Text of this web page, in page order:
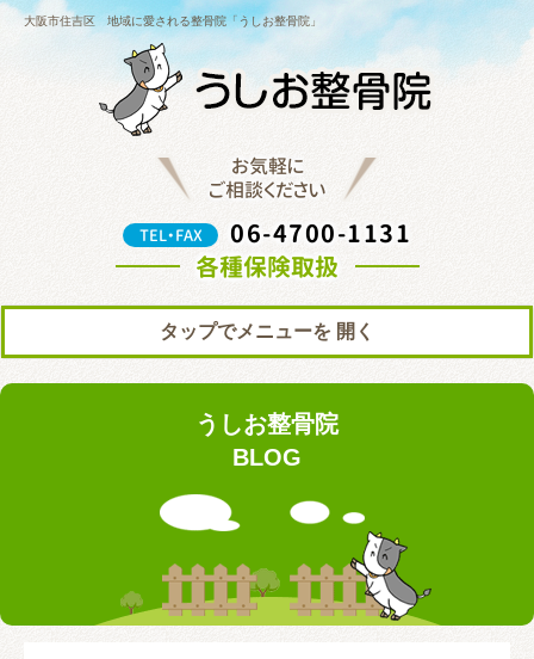
大阪市住吉区 地域に愛される整骨院「うしお整骨院」
お気軽に
ご相談ください
TEL・FAX
06-4700-1131
各種保険取扱
タップでメニューを
料金表
お知らせ
リアライン（骨盤矯正） トレーニング指導
うしお整骨院
BLOG